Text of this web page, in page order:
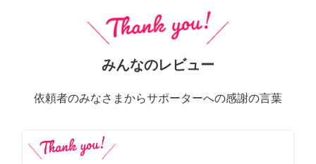
みんなのレビュー
依頼者のみなさまからサポーターへの感謝の言葉